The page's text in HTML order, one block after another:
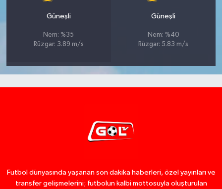
Güneşli
Nem: %35
Rüzgar: 3.89 m/s
Güneşli
Nem: %40
Rüzgar: 5.83 m/s
Futbol dünyasında yaşanan son dakika haberleri, özel yayınları ve
transfer gelişmelerini; futbolun kalbi mottosuyla oluşturulan